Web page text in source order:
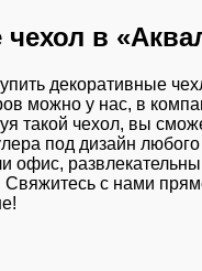
чехол в
декоративные
можно у нас, в
такой чехол, вы
под дизайн
офис,
с нами